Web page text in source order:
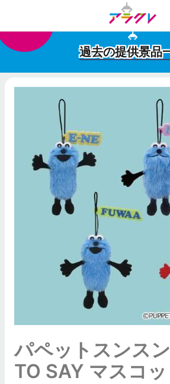
過去の提供景品
パペットスンス
TO SAY マスコ